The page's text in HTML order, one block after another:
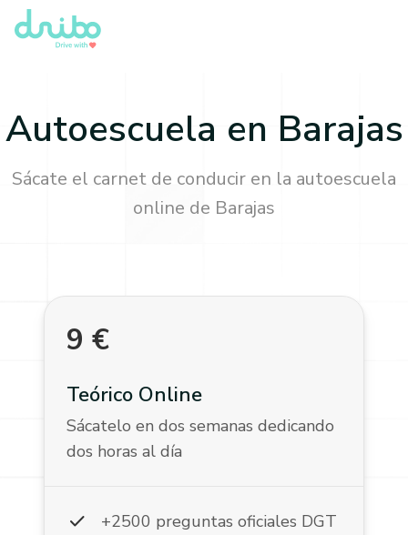
Autoescuela en Barajas
Sácate el carnet de conducir en la autoescuela
online de Barajas
9 €
Teórico Online
Sácatelo en dos semanas dedicando
dos horas al día
check +2500 preguntas oficiales DGT